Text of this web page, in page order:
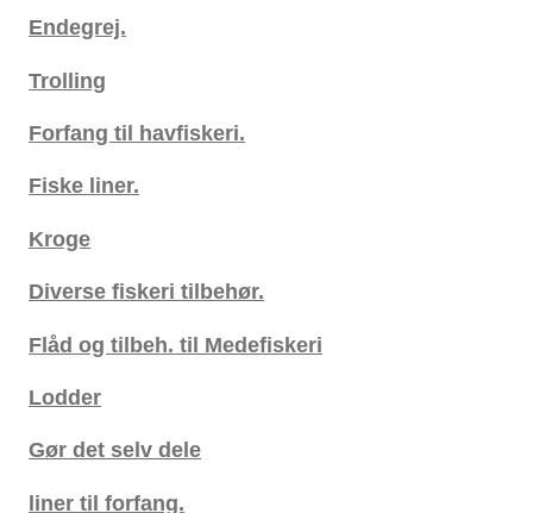
Endegrej.
Trolling
Forfang til havfiskeri.
Fiske liner.
Kroge
Diverse fiskeri tilbehør.
Flåd og tilbeh. til Medefiskeri
Lodder
Gør det selv dele
liner til forfang.